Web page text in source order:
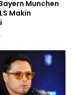
Munchen
Makin